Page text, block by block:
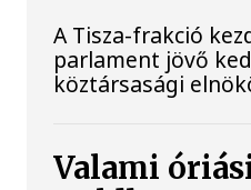
A Tisza-frakció
parlament jövő
köztársasági
Valami